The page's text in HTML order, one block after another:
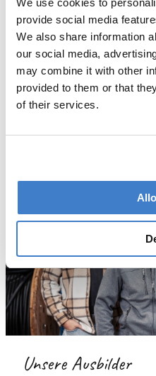
We use cookies to
provide social media
We also share information
our social media,
may combine it with other
provided to them or that
of their services.
Über Mittag kannst du dich
günstig verpflegen.
Oder du nutzt die Zeit für
im schönen Reppischtal
Center.
Mehr über den Ausbildungsort
Unsere Ausbilder